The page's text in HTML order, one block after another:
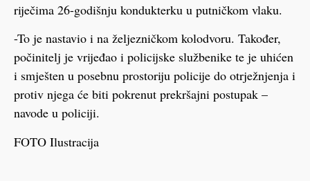
riječima 26-godišnju kondukterku u putničkom vlaku.
-To je nastavio i na željezničkom kolodvoru. Također,
počinitelj je vrijeđao i policijske službenike te je uhićen
i smješten u posebnu prostoriju policije do otrježnjenja i
protiv njega će biti pokrenut prekršajni postupak –
navode u policiji.
FOTO Ilustracija